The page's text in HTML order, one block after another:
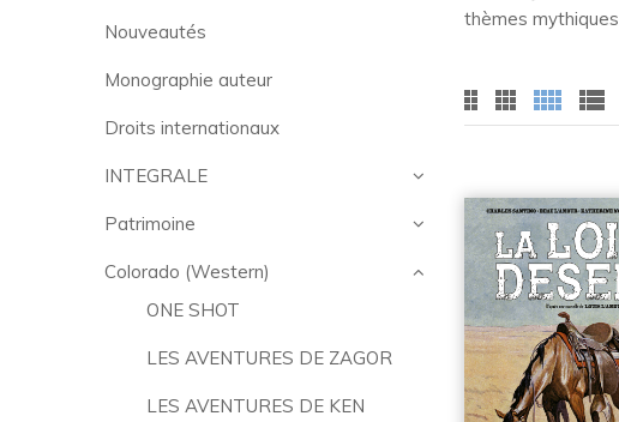
Nouveautés
Monographie auteur
Droits internationaux
INTEGRALE
Patrimoine
Colorado (Western)
ONE SHOT
LES AVENTURES DE ZAGOR
LES AVENTURES DE KEN
thèmes